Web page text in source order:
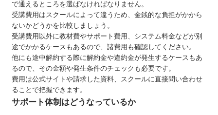
で通えるところを選ばなければなりません。
受講費用はスクールによって違うため、金銭的な負担がかから
ないかどうかを比較しましょう。
受講費用以外に教材費やサポート費用、システム料金などが別
途でかかるケースもあるので、諸費用も確認してください。
他にも途中解約する際に解約金や違約金が発生するケースもあ
るので、その金額や発生条件のチェックも必要です。
費用は公式サイトや請求した資料、スクールに直接問い合わせ
ることで把握できます。
サポート体制はどうなっているか